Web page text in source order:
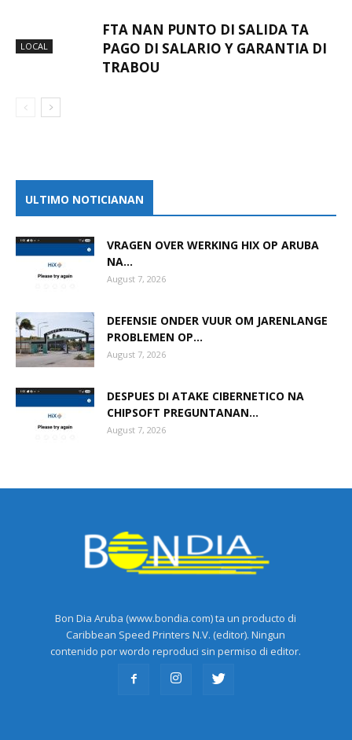
LOCAL
FTA NAN PUNTO DI SALIDA TA
PAGO DI SALARIO Y GARANTIA DI
TRABOU
ULTIMO NOTICIANAN
VRAGEN OVER WERKING HIX OP ARUBA
NA...
August 7, 2026
DEFENSIE ONDER VUUR OM JARENLANGE
PROBLEMEN OP...
August 7, 2026
DESPUES DI ATAKE CIBERNETICO NA
CHIPSOFT PREGUNTANAN...
August 7, 2026
Bon Dia Aruba (www.bondia.com) ta un producto di
Caribbean Speed Printers N.V. (editor). Ningun
contenido por wordo reproduci sin permiso di editor.